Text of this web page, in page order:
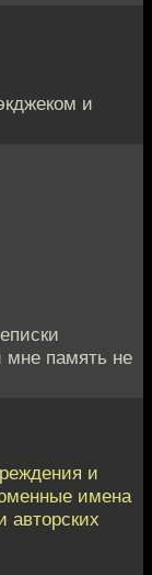
и
память не
и
имена
авторских